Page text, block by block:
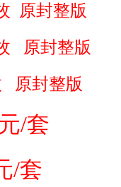
原封整版
原封整版
封整版
/套
/套